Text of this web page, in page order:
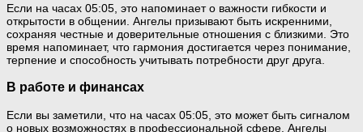
Если на часах 05:05, это напоминает о важности гибкости и
открытости в общении. Ангелы призывают быть искренними,
сохраняя честные и доверительные отношения с близкими. Это
время напоминает, что гармония достигается через понимание,
терпение и способность учитывать потребности друг друга.
В работе и финансах
Если вы заметили, что на часах 05:05, это может быть сигналом
о новых возможностях в профессиональной сфере. Ангелы